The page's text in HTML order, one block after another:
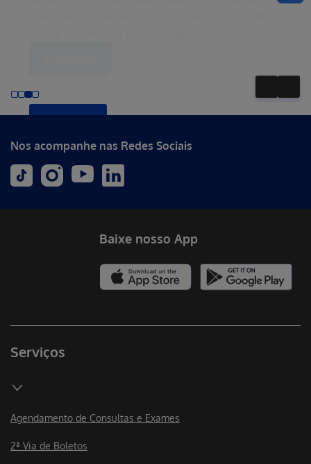
Nos acompanhe nas Redes Sociais
Serviços
Agendamento de Consultas e Exames
2ª Via de Boletos
Baixe nosso App